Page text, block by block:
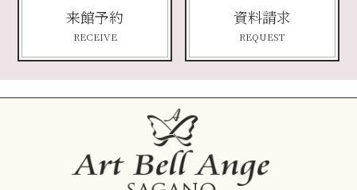
来館予約
RECEIVE
資料請求
REQUEST